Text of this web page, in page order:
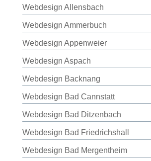
Webdesign Allensbach
Webdesign Ammerbuch
Webdesign Appenweier
Webdesign Aspach
Webdesign Backnang
Webdesign Bad Cannstatt
Webdesign Bad Ditzenbach
Webdesign Bad Friedrichshall
Webdesign Bad Mergentheim